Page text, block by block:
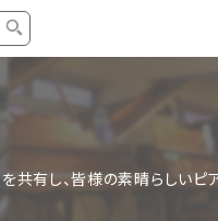
タイプ
中古アップライトピアノ
共有し、皆様の素晴らしいピ